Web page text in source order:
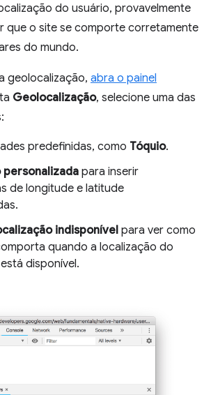
do usuário, provavelmente
que o site se comporte corretamente
do mundo.
geolocalização, abra o painel
Geolocalização, selecione uma das
predefinidas, como Tóquio.
personalizada para inserir
de longitude e latitude
indisponível para ver como
quando a localização do
disponível.